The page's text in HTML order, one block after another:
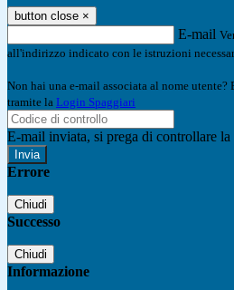
button close ×
E-mail
all'indirizzo indicato con le istruzioni
Non hai una e-mail associata al nome utente?
tramite la Login Spaggiari
E-mail inviata, si prega di controllare la
Errore
Chiudi
Successo
Chiudi
Informazione